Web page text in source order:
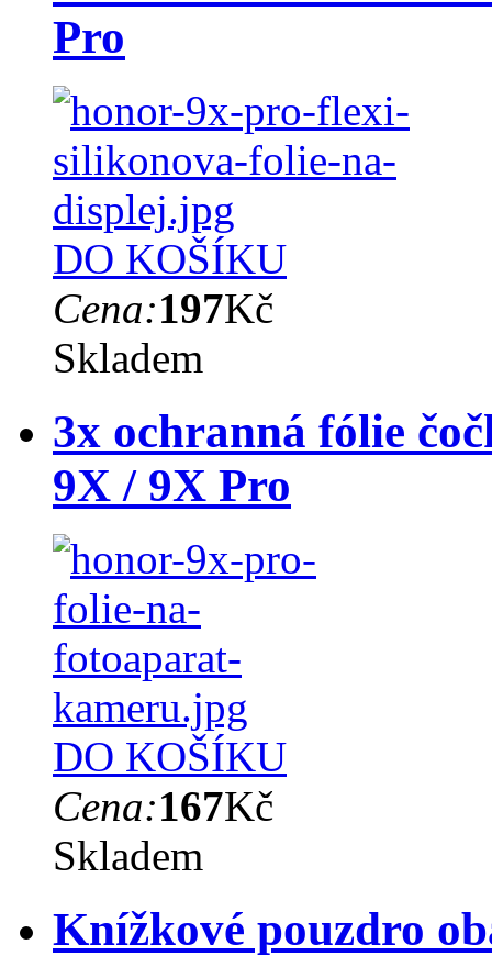
Pro
DO KOŠÍKU
Cena:197Kč
Skladem
3x ochranná fólie
9X / 9X Pro
DO KOŠÍKU
Cena:167Kč
Skladem
Knížkové pouzdro